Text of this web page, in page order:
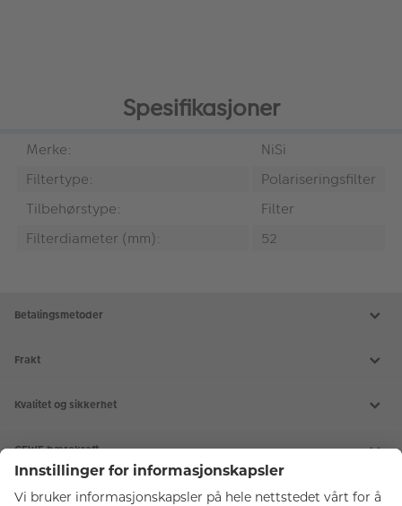
Spesifikasjoner
Merke:
NiSi
Filtertype:
Polariseringsfilter
Tilbehørstype:
Filter
Filterdiameter (mm):
52
Betalingsmetoder
Frakt
Kvalitet og sikkerhet
CEWE bærekraft
Tjenester